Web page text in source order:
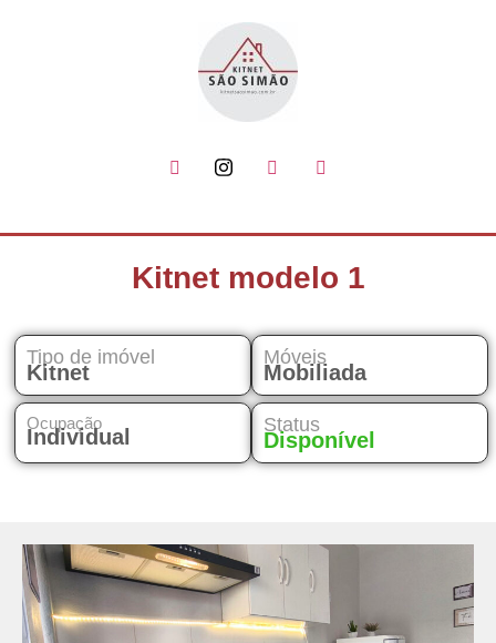
Kitnet modelo 1
Tipo de imóvel
Kitnet
Móveis
Mobiliada
Ocupação
Individual Status
Disponível